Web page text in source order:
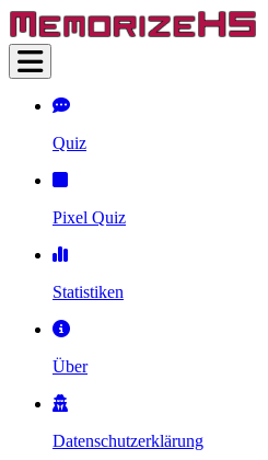
Quiz
Pixel Quiz
Statistiken
Über
Datenschutzerklärung